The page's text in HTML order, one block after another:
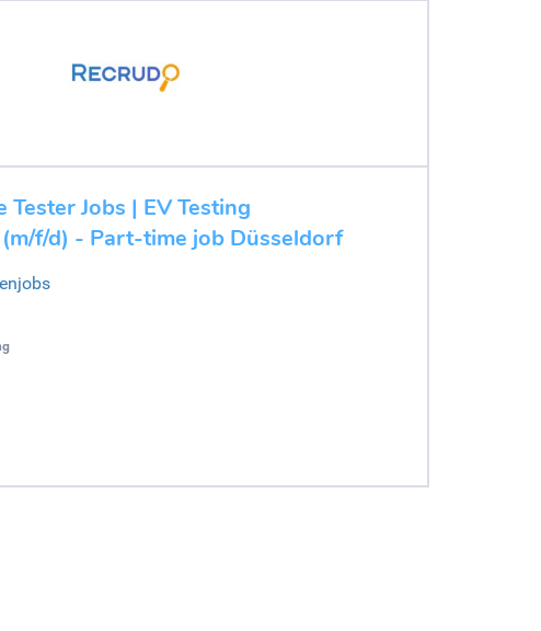
Tester Jobs | EV Testing
f/d) - Part-time job Düsseldorf